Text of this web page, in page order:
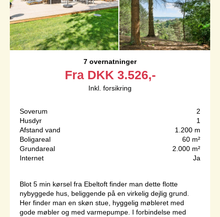
7 overnatninger
Fra DKK 3.526,-
Inkl. forsikring
Soverum
2
Husdyr
1
Afstand vand
1.200 m
Boligareal
60 m²
Grundareal
2.000 m²
Internet
Ja
Blot 5 min kørsel fra Ebeltoft finder man dette flotte
nybyggede hus, beliggende på en virkelig dejlig grund.
Her finder man en skøn stue, hyggelig møbleret med
gode møbler og med varmepumpe. I forbindelse med